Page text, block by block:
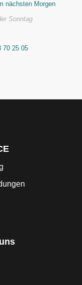
nächsten Morgen
Sonntag
70 25 05